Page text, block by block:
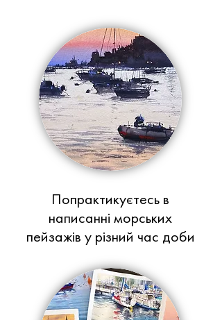
Попрактикуєтесь в
написанні морських
пейзажів у різний час доби